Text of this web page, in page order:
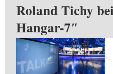
Roland Tichy
Hangar-7″